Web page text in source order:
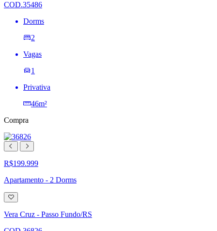
COD.35486
Dorms
2
Vagas
1
Privativa
46m²
Compra
R$199.999
Apartamento - 2 Dorms
Adicionar
à
lista
de
Vera Cruz - Passo Fundo/RS